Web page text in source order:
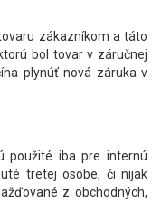
zákazníkom a táto
bol tovar v záručnej
plynúť nová záruka v
použité iba pre internú
tretej osobe, či nijak
z obchodných,